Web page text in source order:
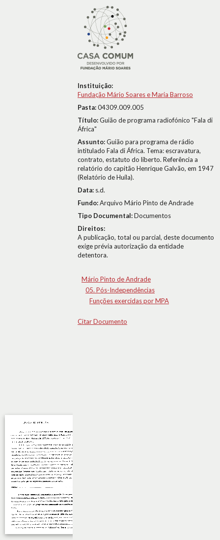
Instituição:
Fundação Mário Soares e Maria Barroso
Pasta:04309.009.005
Título:Guião de programa radiofónico "Fala di
África"
Assunto:Guião para programa de rádio
intitulado Fala di África. Tema: escravatura,
contrato, estatuto do liberto. Referência a
relatório do capitão Henrique Galvão, em 1947
(Relatório de Huíla).
Data: s.d.
Fundo:Arquivo Mário Pinto de Andrade
Tipo Documental:Documentos
Direitos:
A publicação, total ou parcial, deste documento
exige prévia autorização da entidade
detentora.
Mário Pinto de Andrade
05. Pós-Independências
Funções exercidas por MPA
Citar Documento